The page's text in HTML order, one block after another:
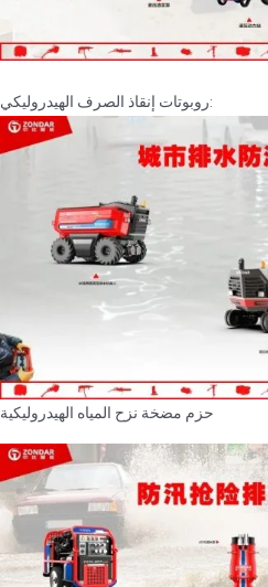
روبوتات إنقاذ الصرف الهيدروليكي:
حزم مضخة نزح المياه الهيدروليكية